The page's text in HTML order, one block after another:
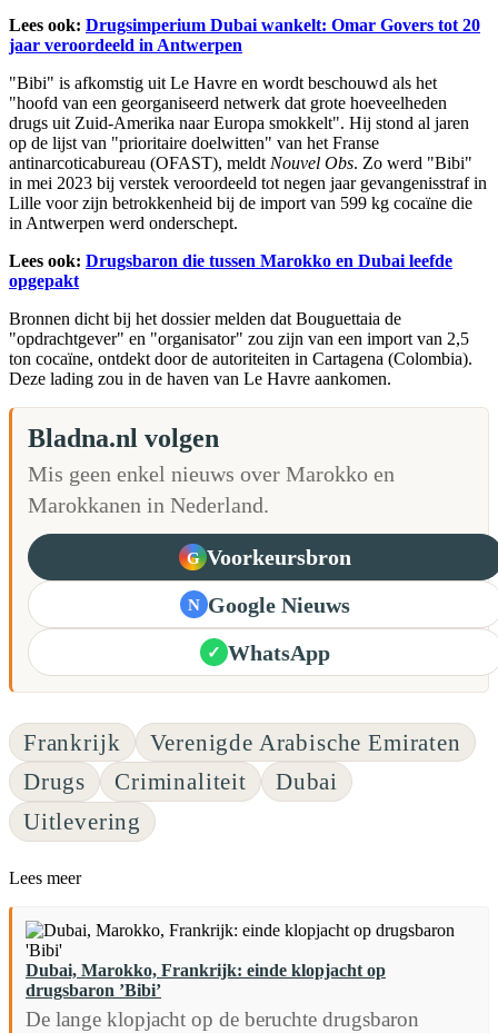
Lees ook: Drugsimperium Dubai wankelt: Omar Govers tot 20
jaar veroordeeld in Antwerpen
"Bibi" is afkomstig uit Le Havre en wordt beschouwd als het
"hoofd van een georganiseerd netwerk dat grote hoeveelheden
drugs uit Zuid-Amerika naar Europa smokkelt". Hij stond al jaren
op de lijst van "prioritaire doelwitten" van het Franse
antinarcoticabureau (OFAST), meldt Nouvel Obs. Zo werd "Bibi"
in mei 2023 bij verstek veroordeeld tot negen jaar gevangenisstraf in
Lille voor zijn betrokkenheid bij de import van 599 kg cocaïne die
in Antwerpen werd onderschept.
Lees ook: Drugsbaron die tussen Marokko en Dubai leefde
opgepakt
Bronnen dicht bij het dossier melden dat Bouguettaia de
"opdrachtgever" en "organisator" zou zijn van een import van 2,5
ton cocaïne, ontdekt door de autoriteiten in Cartagena (Colombia).
Deze lading zou in de haven van Le Havre aankomen.
Bladna.nl volgen
Mis geen enkel nieuws over Marokko en
Marokkanen in Nederland.
G Voorkeursbron
N Google Nieuws
✓ WhatsApp
Frankrijk
Verenigde Arabische Emiraten
Drugs
Criminaliteit
Dubai
Uitlevering
Lees meer
Dubai, Marokko, Frankrijk: einde klopjacht op
drugsbaron ’Bibi’
De lange klopjacht op de beruchte drugsbaron